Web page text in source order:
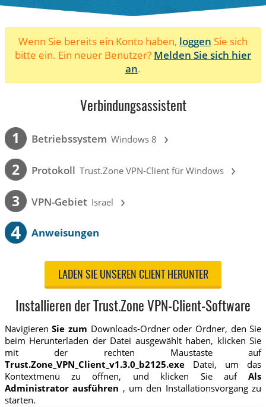
Wenn Sie bereits ein Konto haben, loggen Sie sich
bitte ein. Ein neuer Benutzer? Melden Sie sich hier
an.
Verbindungsassistent
1 Betriebssystem Windows 8 ›
2 Protokoll Trust.Zone VPN-Client für Windows ›
3 VPN-Gebiet Israel ›
4 Anweisungen
LADEN SIE UNSEREN CLIENT HERUNTER
Installieren der Trust.Zone VPN-Client-Software
NavigierenSie zum Downloads-Ordner oder Ordner, den Sie
beim Herunterladen der Datei ausgewählt haben, klicken Sie
mit der rechten Maustaste auf
Trust.Zone_VPN_Client_v1.3.0_b2125.exeDatei, um das
Kontextmenü zu öffnen, und klicken Sie aufAls
Administrator ausführen , um den Installationsvorgang zu
starten.